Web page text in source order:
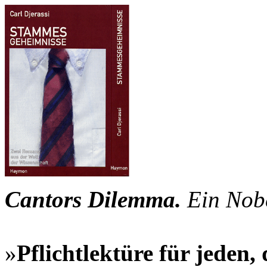
Cantors Dilemma. Ein
»Pflichtlektüre für jeden,